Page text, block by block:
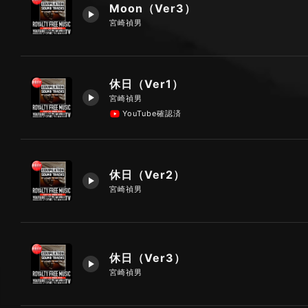
Moon（Ver3）
宮崎禎男
休日（Ver1）
宮崎禎男
YouTube確認済
休日（Ver2）
宮崎禎男
休日（Ver3）
宮崎禎男